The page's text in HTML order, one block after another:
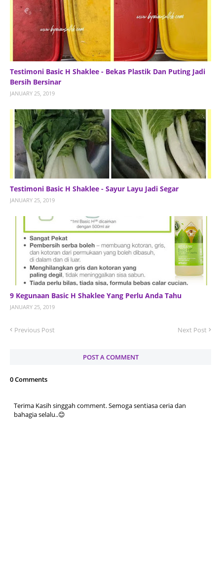
Testimoni Basic H Shaklee - Bekas Plastik Dan Puting Jadi
Bersih Bersinar
JANUARY 25, 2019
Testimoni Basic H Shaklee - Sayur Layu Jadi Segar
JANUARY 25, 2019
9 Kegunaan Basic H Shaklee Yang Perlu Anda Tahu
JANUARY 25, 2019
Previous Post Next Post
POST A COMMENT
0 Comments
Terima Kasih singgah comment. Semoga sentiasa ceria dan
bahagia selalu..😊